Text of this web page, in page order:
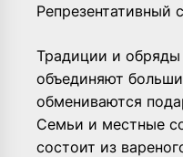
Репрезентативный
Традиции и обряды
объединяют
обмениваются
Семьи и местные
состоит из